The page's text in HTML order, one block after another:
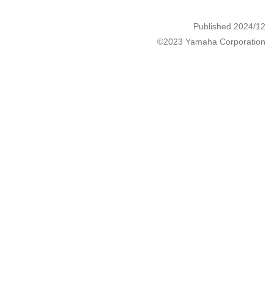
Published 2024/12
©2023 Yamaha Corporation